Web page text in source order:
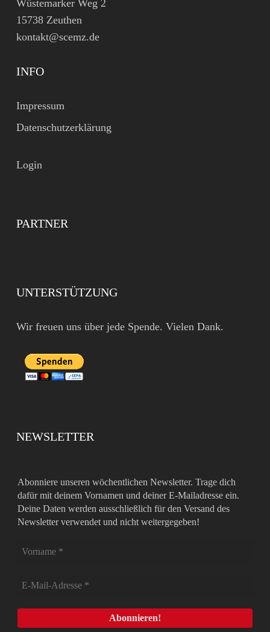
Wüstemarker Weg 2
15738 Zeuthen
kontakt@scemz.de
INFO
Impressum
Datenschutzerklärung
Login
PARTNER
UNTERSTÜTZUNG
Wir freuen uns über jede Spende. Vielen Dank.
NEWSLETTER
Abonniere unseren wöchentlichen Newsletter. Trage dich
dafür mit deinem Vornamen und deiner E-Mailadresse ein.
Deine Daten werden ausschließlich für den Versand des
Newsletter verwendet und nicht weitergegeben!